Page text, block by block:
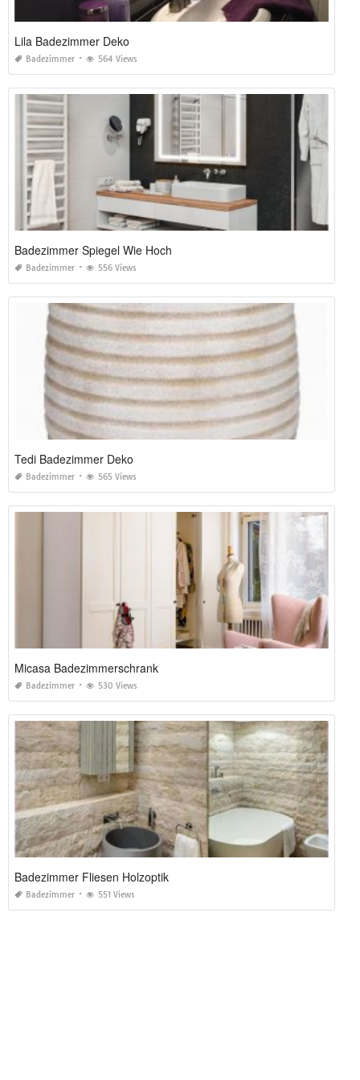
Lila Badezimmer Deko
Badezimmer 564 Views
Badezimmer Spiegel Wie Hoch
Badezimmer 556 Views
Tedi Badezimmer Deko
Badezimmer 565 Views
Micasa Badezimmerschrank
Badezimmer 530 Views
Badezimmer Fliesen Holzoptik
Badezimmer 551 Views